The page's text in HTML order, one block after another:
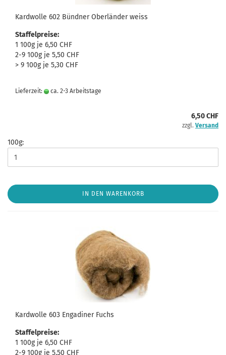
Kardwolle 602 Bündner Oberländer weiss
Staffelpreise:
1 100g je 6,50 CHF
2-9 100g je 5,50 CHF
> 9 100g je 5,30 CHF
Lieferzeit: ca. 2-3 Arbeitstage
6,50 CHF
zzgl. Versand
100g:
IN DEN WARENKORB
Kardwolle 603 Engadiner Fuchs
Staffelpreise:
1 100g je 6,50 CHF
2-9 100g je 5,50 CHF